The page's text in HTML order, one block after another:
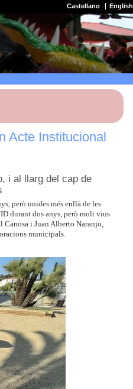
Castellano English
Acte Institucional
i al llarg del cap de
però unides més enllà de les
durant dos anys, però molt vius
Canosa i Juan Alberto Naranjo,
municipals.